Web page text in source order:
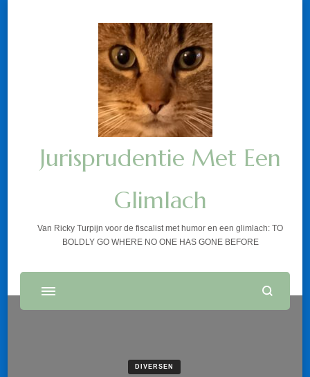
Jurisprudentie Met Een
Glimlach
Van Ricky Turpijn voor de fiscalist met humor en een glimlach: TO
BOLDLY GO WHERE NO ONE HAS GONE BEFORE
DIVERSEN